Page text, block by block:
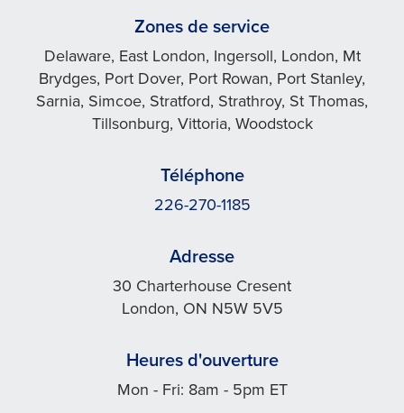
Zones de service
Delaware, East London, Ingersoll, London, Mt
Brydges, Port Dover, Port Rowan, Port Stanley,
Sarnia, Simcoe, Stratford, Strathroy, St Thomas,
Tillsonburg, Vittoria, Woodstock
Téléphone
226-270-1185
Adresse
30 Charterhouse Cresent
London, ON N5W 5V5
Heures d'ouverture
Mon - Fri: 8am - 5pm ET